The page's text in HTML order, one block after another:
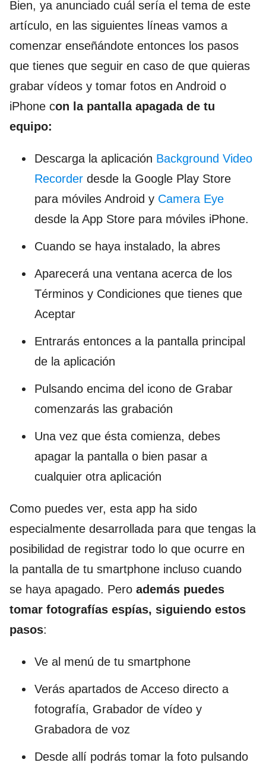
Bien, ya anunciado cuál sería el tema de este
artículo, en las siguientes líneas vamos a
comenzar enseñándote entonces los pasos
que tienes que seguir en caso de que quieras
grabar vídeos y tomar fotos en Android o
iPhone con la pantalla apagada de tu
equipo:
Descarga la aplicación Background Video
Recorder desde la Google Play Store
para móviles Android y Camera Eye
desde la App Store para móviles iPhone.
Cuando se haya instalado, la abres
Aparecerá una ventana acerca de los
Términos y Condiciones que tienes que
Aceptar
Entrarás entonces a la pantalla principal
de la aplicación
Pulsando encima del icono de Grabar
comenzarás las grabación
Una vez que ésta comienza, debes
apagar la pantalla o bien pasar a
cualquier otra aplicación
Como puedes ver, esta app ha sido
especialmente desarrollada para que tengas la
posibilidad de registrar todo lo que ocurre en
la pantalla de tu smartphone incluso cuando
se haya apagado. Pero además puedes
tomar fotografías espías, siguiendo estos
pasos:
Ve al menú de tu smartphone
Verás apartados de Acceso directo a
fotografía, Grabador de vídeo y
Grabadora de voz
Desde allí podrás tomar la foto pulsando